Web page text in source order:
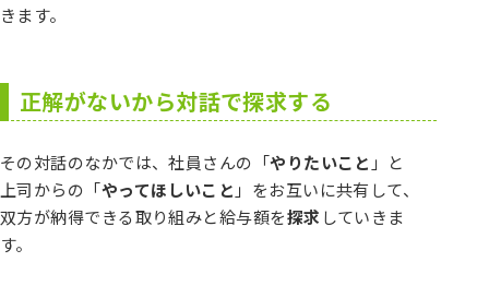
きます。
正解がないから対話で探求する
その対話のなかでは、社員さんの「やりたいこと 」と
上司からの「やってほしいこと 」をお互いに共有して、
双方が納得できる取り組みと給与額を探求 していきま
す。